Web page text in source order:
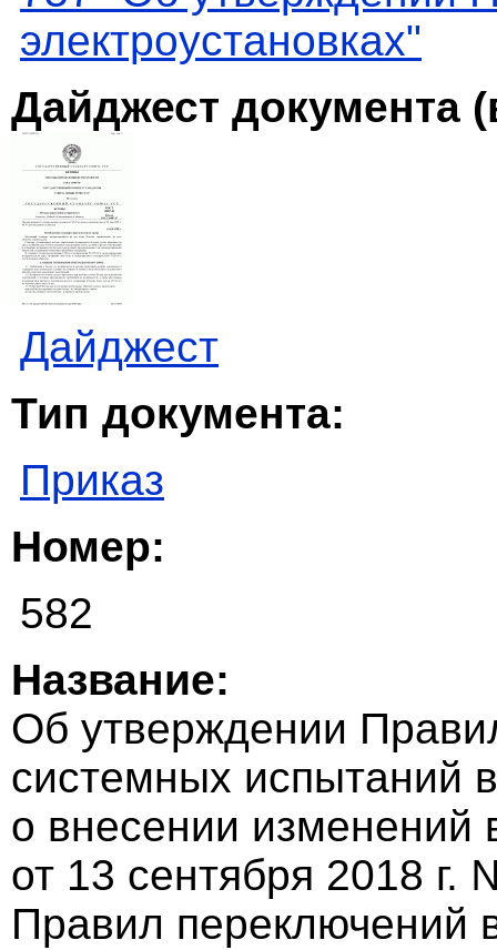
электроустановках"
Дайджест документа
Дайджест
Тип документа:
Приказ
Номер:
582
Название:
Об утверждении
системных испытаний
о внесении изменений
от 13 сентября 2018
Правил переключений